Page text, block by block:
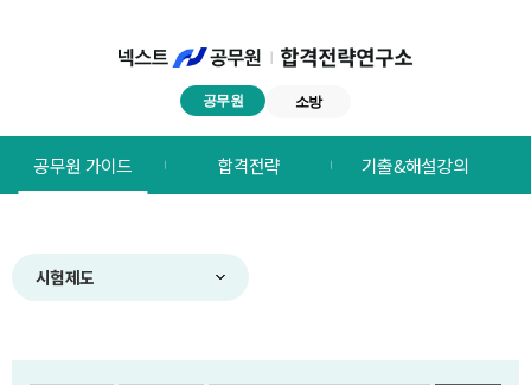
공무원 소방
합격전략연구소
메뉴
공무원 가이드 합격전략 기출&해설강의
시험제도